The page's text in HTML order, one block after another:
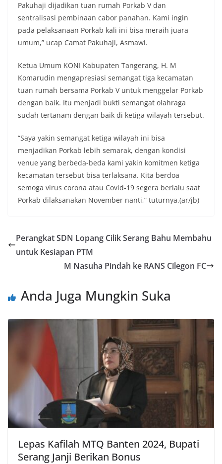
Pakuhaji dijadikan tuan rumah Porkab V dan
sentralisasi pembinaan cabor panahan. Kami ingin
pada pelaksanaan Porkab kali ini bisa meraih juara
umum,” ucap Camat Pakuhaji, Asmawi.
Ketua Umum KONI Kabupaten Tangerang, H. M
Komarudin mengapresiasi semangat tiga kecamatan
tuan rumah bersama Porkab V untuk menggelar Porkab
dengan baik. Itu menjadi bukti semangat olahraga
sudah tertanam dengan baik di ketiga wilayah tersebut.
“Saya yakin semangat ketiga wilayah ini bisa
menjadikan Porkab lebih semarak, dengan kondisi
venue yang berbeda-beda kami yakin komitmen ketiga
kecamatan tersebut bisa terlaksana. Kita berdoa
semoga virus corona atau Covid-19 segera berlalu saat
Porkab dilaksanakan November nanti,” tuturnya.(ar/jb)
Perangkat SDN Lopang Cilik Serang Bahu Membahu
untuk Kesiapan PTM
M Nasuha Pindah ke RANS Cilegon FC
Anda Juga Mungkin Suka
Lepas Kafilah MTQ Banten 2024, Bupati
Serang Janji Berikan Bonus